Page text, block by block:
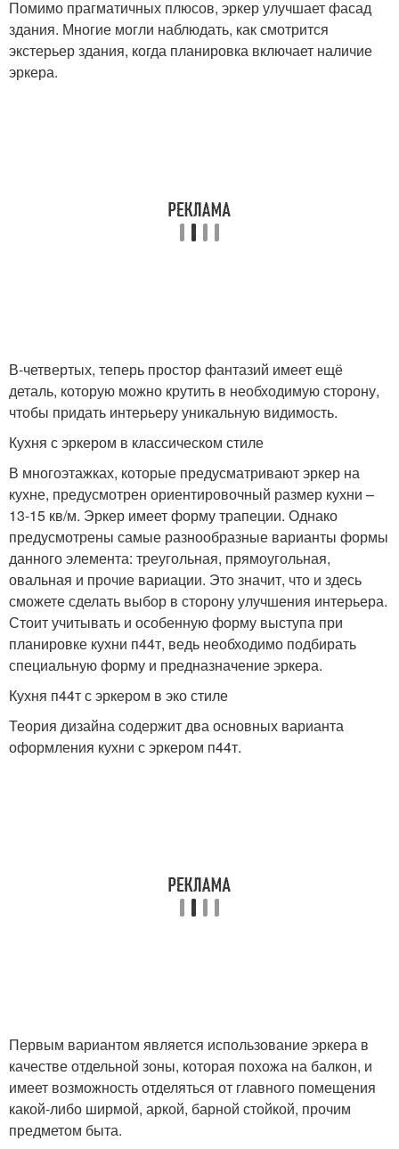
Помимо прагматичных плюсов, эркер улучшает фасад
здания. Многие могли наблюдать, как смотрится
экстерьер здания, когда планировка включает наличие
эркера.
В-четвертых, теперь простор фантазий имеет ещё
деталь, которую можно крутить в необходимую сторону,
чтобы придать интерьеру уникальную видимость.
Кухня с эркером в классическом стиле
В многоэтажках, которые предусматривают эркер на
кухне, предусмотрен ориентировочный размер кухни –
13-15 кв/м. Эркер имеет форму трапеции. Однако
предусмотрены самые разнообразные варианты формы
данного элемента: треугольная, прямоугольная,
овальная и прочие вариации. Это значит, что и здесь
сможете сделать выбор в сторону улучшения интерьера.
Стоит учитывать и особенную форму выступа при
планировке кухни п44т, ведь необходимо подбирать
специальную форму и предназначение эркера.
Кухня п44т с эркером в эко стиле
Теория дизайна содержит два основных варианта
оформления кухни с эркером п44т.
Первым вариантом является использование эркера в
качестве отдельной зоны, которая похожа на балкон, и
имеет возможность отделяться от главного помещения
какой-либо ширмой, аркой, барной стойкой, прочим
предметом быта.